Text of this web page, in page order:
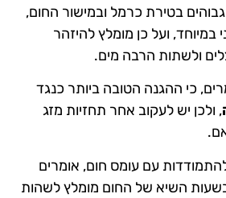
בטירת כרמל ובמישור החום,
במיוחד, ועל כן מומלץ להיזהר
ולשתות הרבה מים.
כי ההגנה הטובה ביותר כנגד
, ולכן יש לעקוב אחר תחזיות מזג
עם עומס חום, אומרים
השיא של החום מומלץ לשהות